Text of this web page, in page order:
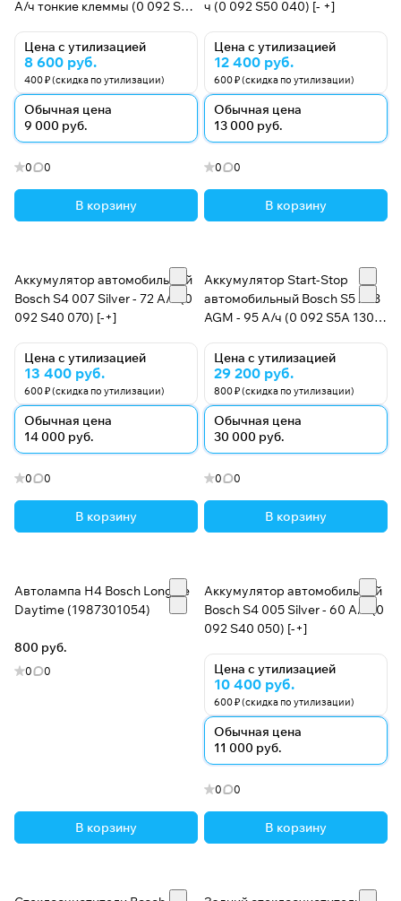
А/ч тонкие клеммы (0 092 S40
Цена с утилизацией
8 600 руб.
400 ₽ (скидка по утилизации)
Обычная цена
9 000 руб.
0 0
В корзину
ч (0 092 S50 040) [- +]
Цена с утилизацией
12 400 руб.
600 ₽ (скидка по утилизации)
Обычная цена
13 000 руб.
0 0
В корзину
Аккумулятор автомобильный
Bosch S4 007 Silver - 72 А/ч (0
092 S40 070) [-+]
Цена с утилизацией
13 400 руб.
600 ₽ (скидка по утилизации)
Обычная цена
14 000 руб.
0 0
В корзину
Аккумулятор Start-Stop
автомобильный Bosch S5 A13
AGM - 95 А/ч (0 092 S5A 130)
Цена с утилизацией
29 200 руб.
800 ₽ (скидка по утилизации)
Обычная цена
30 000 руб.
0 0
В корзину
Автолампа H4 Bosch Longlife
Daytime (1987301054)
800 руб.
0 0
В корзину
Аккумулятор автомобильный
Bosch S4 005 Silver - 60 А/ч (0
092 S40 050) [-+]
Цена с утилизацией
10 400 руб.
600 ₽ (скидка по утилизации)
Обычная цена
11 000 руб.
0 0
В корзину